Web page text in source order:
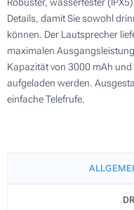
Details, damit Sie sowohl
können. Der Lautsprecher
maximalen
Kapazität von 3000 mAh
aufgeladen werden.
einfache Telefrufe.